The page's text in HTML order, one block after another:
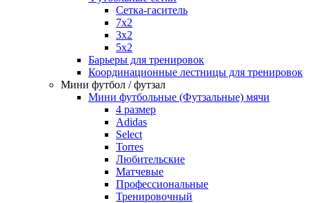
Сетка-гаситель
7x2
3х2
5х2
Барьеры для тренировок
Координационные лестницы для тренировок
Мини футбол / футзал
Мини футбольные (Футзальные) мячи
4 размер
Adidas
Select
Torres
Любительские
Матчевые
Профессиональные
Тренировочный